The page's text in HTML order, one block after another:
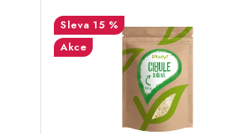
15 %
Akce